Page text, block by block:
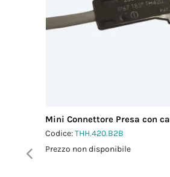
Mini Connettore Presa con
Codice:THH.420.B2B
Prezzo non disponibile